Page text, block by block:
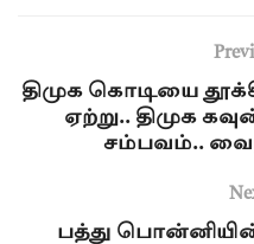
திமுக கொடியை
ஏற்று.. திமுக
சம்பவம்..
பத்து